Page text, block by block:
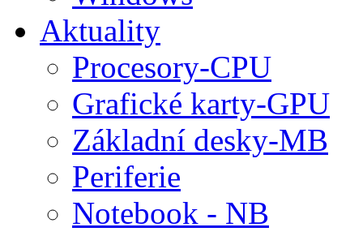
Aktuality
Procesory-CPU
Grafické karty-GPU
Základní desky-MB
Periferie
Notebook - NB